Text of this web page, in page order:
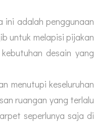
ini adalah penggunaan
untuk melapisi pijakan
desain yang
menutupi keseluruhan
ruangan yang terlalu
seperlunya saja di